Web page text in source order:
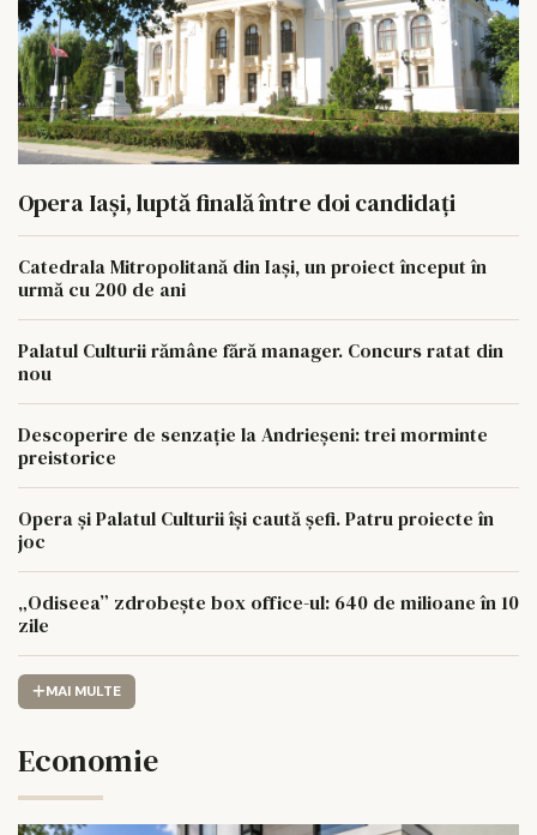
Opera Iași, luptă finală între doi candidați
Catedrala Mitropolitană din Iași, un proiect început în
urmă cu 200 de ani
Palatul Culturii rămâne fără manager. Concurs ratat din
nou
Descoperire de senzație la Andrieșeni: trei morminte
preistorice
Opera și Palatul Culturii își caută șefi. Patru proiecte în
joc
„Odiseea” zdrobește box office-ul: 640 de milioane în 10
zile
MAI MULTE
Economie